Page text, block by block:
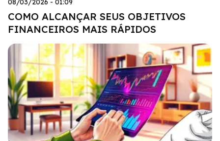
08/03/2026 - 01:09
COMO ALCANÇAR SEUS OBJETIVOS
FINANCEIROS MAIS RÁPIDOS